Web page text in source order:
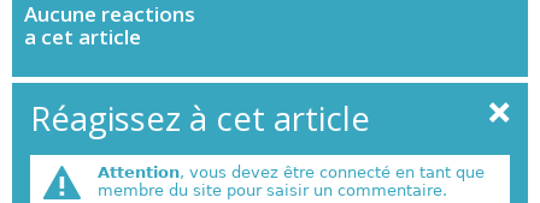
Aucune reactions
a cet article
Réagissez à cet article
Attention, vous devez être connecté en tant que
membre du site pour saisir un commentaire.